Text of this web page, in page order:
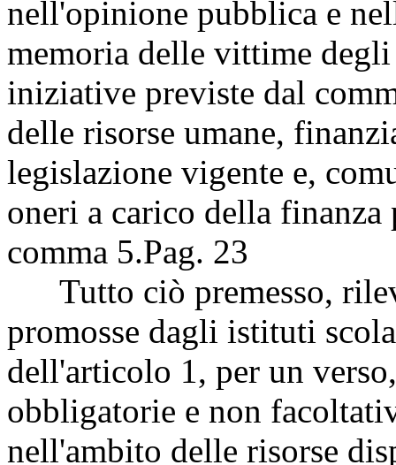
nell'opinione pubblica e
memoria delle vittime
iniziative previste dal
delle risorse umane,
legislazione vigente e,
oneri a carico della
comma 5.Pag. 23
Tutto ciò premesso,
promosse dagli istituti
dell'articolo 1, per un
obbligatorie e non
nell'ambito delle risorse